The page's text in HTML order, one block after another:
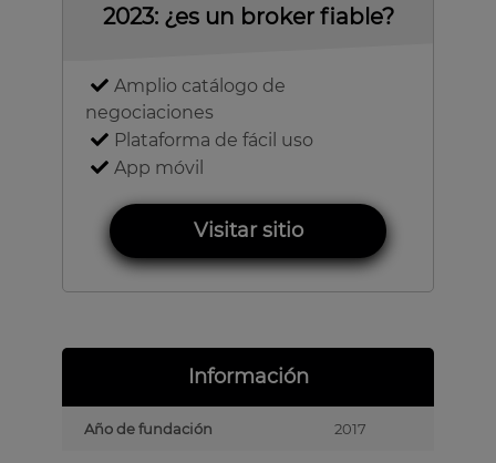
Información
Año de fundación 2017
2023: ¿es un broker fiable?
Amplio catálogo de
negociaciones
Plataforma de fácil uso
App móvil
Visitar sitio